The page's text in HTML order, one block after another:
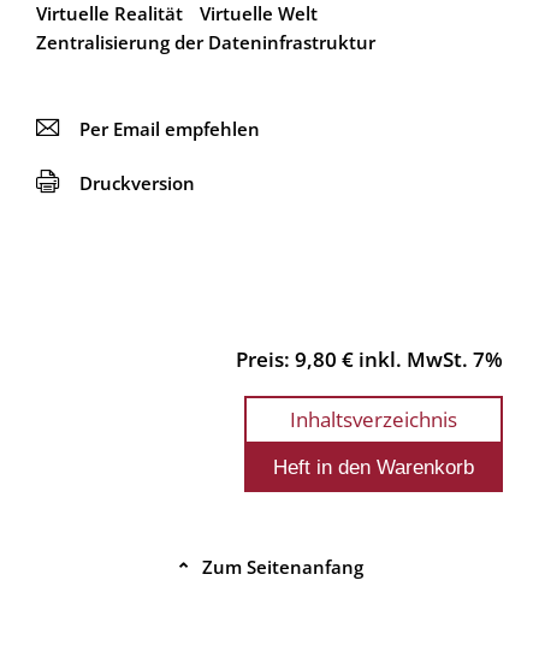
Virtuelle Realität
Virtuelle Welt
Zentralisierung der Dateninfrastruktur
📧 Per Email empfehlen
🖨 Druckversion
Preis: 9,80 € inkl. MwSt. 7%
Inhaltsverzeichnis
⌃ Zum Seitenanfang